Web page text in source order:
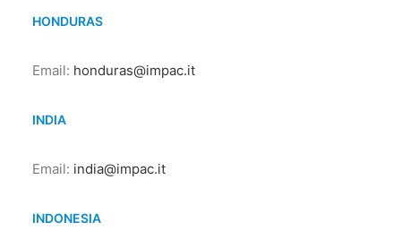
HONDURAS
Email: honduras@impac.it
INDIA
Email: india@impac.it
INDONESIA